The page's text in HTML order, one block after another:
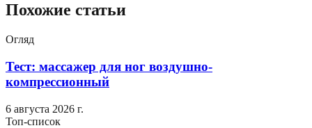
Похожие статьи
Огляд
Тест: массажер для ног воздушно-
компрессионный
6 августа 2026 г.
Топ-список